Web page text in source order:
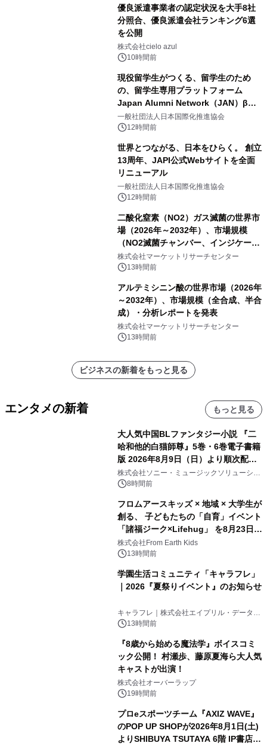
優良派遣事業者の認定状況を大手8社
分照合、優良派遣会社ランキング6選
を公開
株式会社cielo azul
10時間前
現役留学生がつくる、留学生のため
の、留学生専用プラットフォーム
Japan Alumni Network（JAN）β版
をリリース
一般社団法人日本国際化推進協会
12時間前
世界とつながる、日本をひらく。 創立
13周年、JAPI公式Webサイトを全面
リニューアル
一般社団法人日本国際化推進協会
12時間前
二酸化窒素（NO2）ガス滅菌の世界市
場（2026年～2032年）、市場規模
（NO2滅菌チャンバー、インジケータ
ーおよびモニタリングシステム、その
他）・分析レポートを発表
株式会社マーケットリサーチセンター
13時間前
アルテミシニン酸の世界市場（2026年
～2032年）、市場規模（全合成、半合
成）・分析レポートを発表
株式会社マーケットリサーチセンター
13時間前
ビジネスの新着をもっと見る
エンタメの新着 もっと見る
大人気中国BLファンタジー小説 『二
哈和他的白猫師尊』5巻・6巻電子書籍
版 2026年8月9日（日）より順次配信
開始
株式会社ソニー・ミュージックソリューショ
ンズ8時間前
フロムアースキッズ × 地域 × 大学生が
創る、 子どもたちの「自育」イベント
「諸福ジーク×Lifehug」 を8月23日
(日)開催
株式会社From Earth Kids
13時間前
学園生活コミュニティ「キャラフレ」
｜2026『夏祭りイベント』のお知らせ
キャラフレ｜株式会社エイプリル・データ・
デザインズ
13時間前
『8歳から始める魔法学』ボイスコミ
ック公開！ 村瀬歩、藤原夏海ら大人気
キャストが出演！
株式会社オーバーラップ
19時間前
プロeスポーツチーム『AXIZ WAVE』
のPOP UP SHOPが2026年8月1日(土)
よりSHIBUYA TSUTAYA 6階 IP書店で